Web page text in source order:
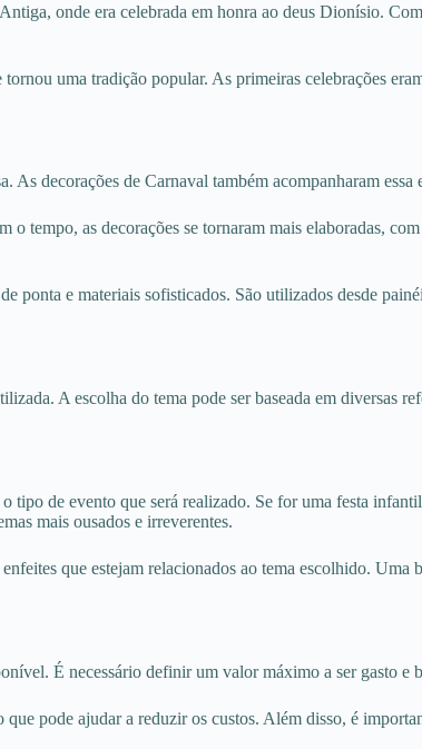
onde era celebrada em honra ao deus Dionísio.
uma tradição popular. As primeiras celebrações
decorações de Carnaval também acompanharam
tempo, as decorações se tornaram mais elaboradas,
ponta e materiais sofisticados. São utilizados desde
A escolha do tema pode ser baseada em diversas
de evento que será realizado. Se for uma festa
mais ousados e irreverentes.
que estejam relacionados ao tema escolhido. Uma
É necessário definir um valor máximo a ser gasto e
pode ajudar a reduzir os custos. Além disso, é